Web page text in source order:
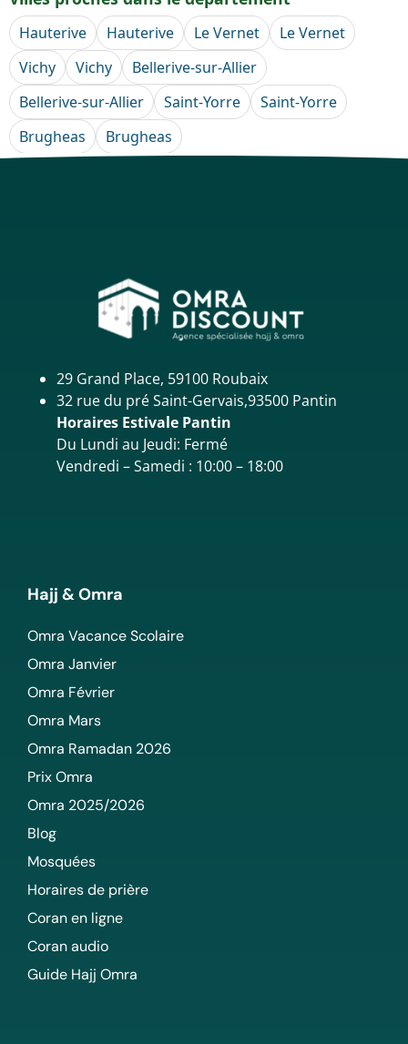
Hauterive Hauterive Le Vernet
Le Vernet
Vichy
Vichy
Bellerive-sur-Allier
Bellerive-sur-Allier
Saint-Yorre
Saint-Yorre
Brugheas
Brugheas
29 Grand Place, 59100 Roubaix
32 rue du pré Saint-Gervais,93500 Pantin
Horaires Estivale Pantin
Du Lundi au Jeudi: Fermé
Vendredi – Samedi : 10:00 – 18:00
Hajj & Omra
Omra Vacance Scolaire
Omra Janvier
Omra Février
Omra Mars
Omra Ramadan 2026
Prix Omra
Omra 2025/2026
Blog
Mosquées
Horaires de prière
Coran en ligne
Coran audio
Guide Hajj Omra